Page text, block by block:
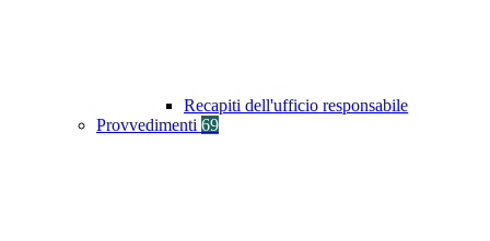
Recapiti dell'ufficio responsabile
Provvedimenti 69